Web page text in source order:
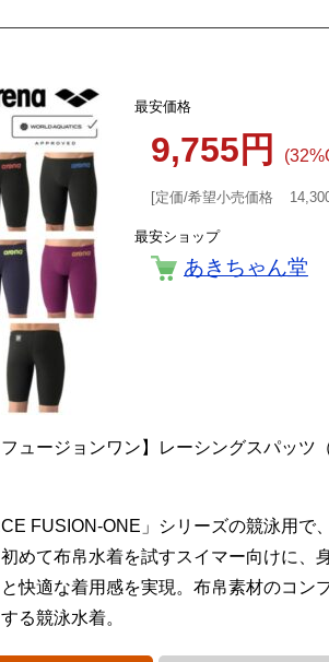
最安価格
9,755円
定価/希望小売価格
最安ショップ
あきちゃん堂
ュージョンワン】レーシングスパッツ
FUSION-ONE」シリーズの競泳用で
めて布帛水着を試すスイマー向けに、
快適な着用感を実現。布帛素材のコン
る競泳水着。